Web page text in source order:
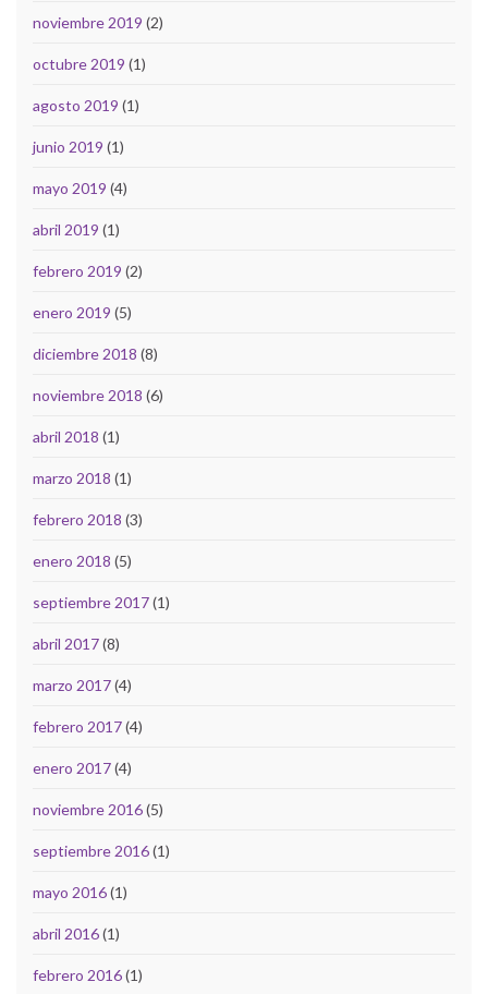
noviembre 2019 (2)
octubre 2019 (1)
agosto 2019 (1)
junio 2019 (1)
mayo 2019 (4)
abril 2019 (1)
febrero 2019 (2)
enero 2019 (5)
diciembre 2018 (8)
noviembre 2018 (6)
abril 2018 (1)
marzo 2018 (1)
febrero 2018 (3)
enero 2018 (5)
septiembre 2017(1)
abril 2017(8)
marzo 2017(4)
febrero 2017(4)
enero 2017(4)
noviembre 2016(5)
septiembre 2016(1)
mayo 2016(1)
abril 2016(1)
febrero 2016(1)